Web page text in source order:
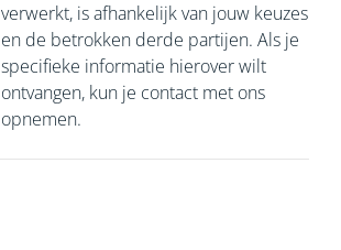
verwerkt, is afhankelijk van jouw keuzes
en de betrokken derde partijen. Als je
specifieke informatie hierover wilt
ontvangen, kun je contact met ons
opnemen.